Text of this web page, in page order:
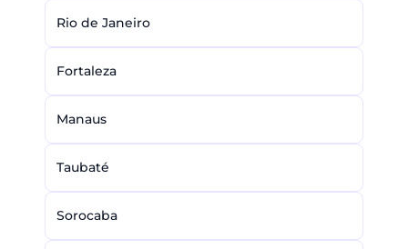
Rio de Janeiro
Fortaleza
Manaus
Taubaté
Sorocaba